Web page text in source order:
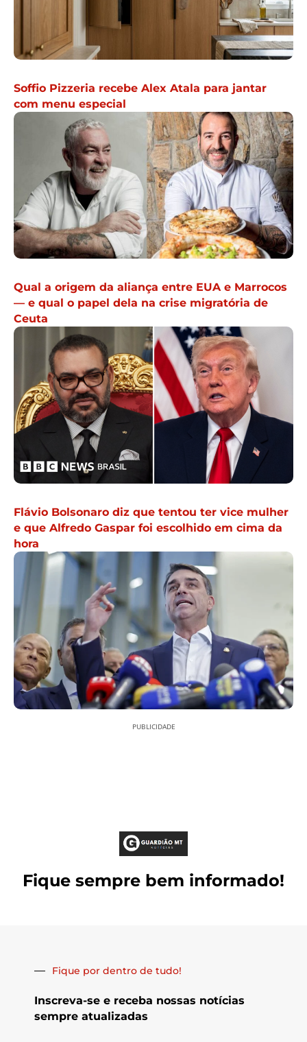
Soffio Pizzeria recebe Alex Atala para jantar
com menu especial
Qual a origem da aliança entre EUA e Marrocos
— e qual o papel dela na crise migratória de
Ceuta
Flávio Bolsonaro diz que tentou ter vice mulher
e que Alfredo Gaspar foi escolhido em cima da
hora
PUBLICIDADE
Fique sempre bem informado!
Fique por dentro de tudo!
Inscreva-se e receba nossas notícias
sempre atualizadas